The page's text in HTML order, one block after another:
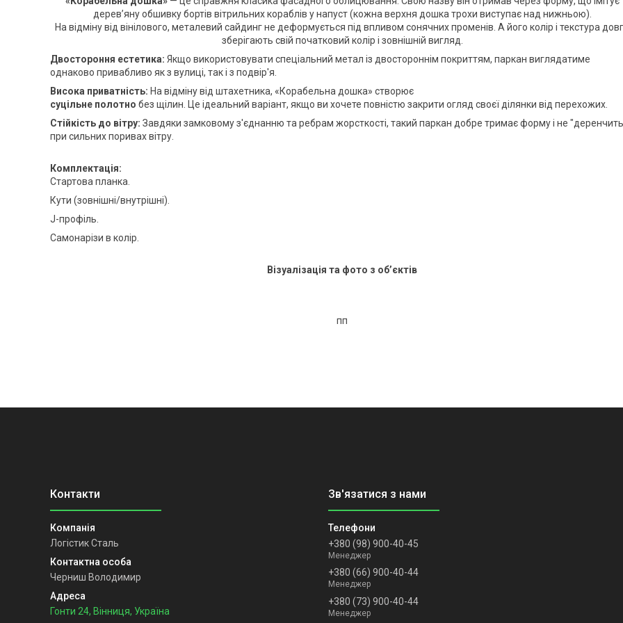
дерев’яну обшивку бортів вітрильних кораблів у напуст (кожна верхня дошка трохи виступає над нижньою).
На відміну від вінілового, металевий сайдинг не деформується під впливом сонячних променів. А його колір і текстура
зберігають свій початковий колір і зовнішній вигляд.
Двостороння естетика: Якщо використовувати спеціальний метал із двостороннім покриттям, паркан виглядатиме
однаково привабливо як з вулиці, так і з подвір'я.
Висока приватність: На відміну від штахетника, «Корабельна дошка» створює
суцільне полотно без щілин. Це ідеальний варіант, якщо ви хочете повністю закрити огляд своєї ділянки від перехожих.
Стійкість до вітру: Завдяки замковому з'єднанню та ребрам жорсткості, такий паркан добре тримає форму і не
при сильних поривах вітру.
Комплектація:
Стартова планка.
Кути (зовнішні/внутрішні).
J-профіль.
Самонарізи в колір.
Візуалізація та фото з об’єктів
пп
Логістик Сталь
Черниш Володимир
Гонти 24, Вінниця, Україна
+380 (98) 900-40-45
Менеджер
+380 (66) 900-40-44
Менеджер
+380 (73) 900-40-44
Менеджер